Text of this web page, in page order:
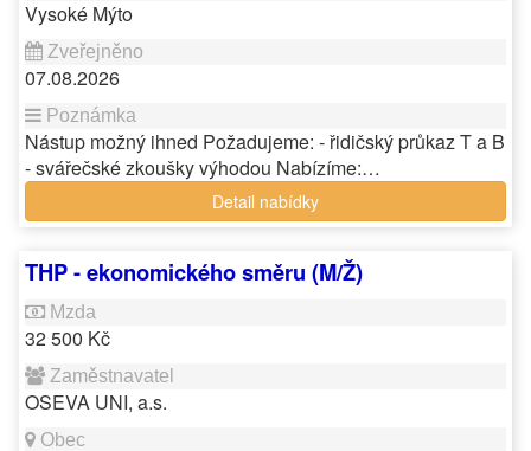
Vysoké Mýto
07.08.2026
Nástup možný ihned Požadujeme: - řidičský průkaz T a B
- svářečské zkoušky výhodou Nabízíme:…
Detail nabídky
THP - ekonomického směru (M/Ž)
32 500 Kč
OSEVA UNI, a.s.